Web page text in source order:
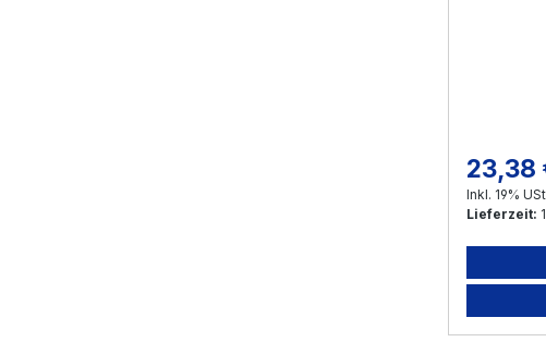
23,38
Inkl. 19%
Lieferzeit: